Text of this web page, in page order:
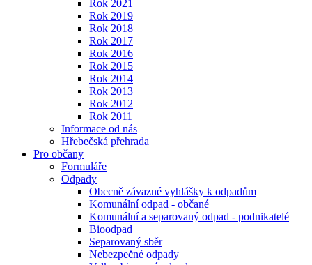
Rok 2021
Rok 2019
Rok 2018
Rok 2017
Rok 2016
Rok 2015
Rok 2014
Rok 2013
Rok 2012
Rok 2011
Informace od nás
Hřebečská přehrada
Pro občany
Formuláře
Odpady
Obecně závazné vyhlášky k odpadům
Komunální odpad - občané
Komunální a separovaný odpad - podnikatelé
Bioodpad
Separovaný sběr
Nebezpečné odpady